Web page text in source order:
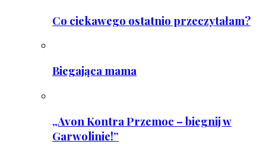
Co ciekawego ostatnio przeczytałam?
Biegająca mama
„Avon Kontra Przemoc – biegnij w
Garwolinie!”